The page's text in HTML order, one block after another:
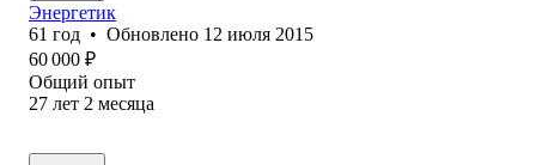
Энергетик
61 год • Обновлено 12 июля 2015
60 000 ₽
Общий опыт
27 лет 2 месяца